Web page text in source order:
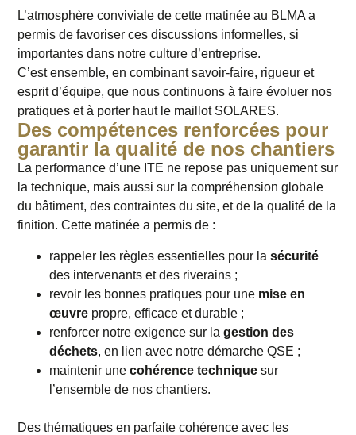
L’atmosphère conviviale de cette matinée au BLMA a
permis de favoriser ces discussions informelles, si
importantes dans notre culture d’entreprise.
C’est ensemble, en combinant savoir-faire, rigueur et
esprit d’équipe, que nous continuons à faire évoluer nos
pratiques et à porter haut le maillot SOLARES.
Des compétences renforcées pour
garantir la qualité de nos chantiers
La performance d’une ITE ne repose pas uniquement sur
la technique, mais aussi sur la compréhension globale
du bâtiment, des contraintes du site, et de la qualité de la
finition. Cette matinée a permis de :
rappeler les règles essentielles pour la sécurité
des intervenants et des riverains ;
revoir les bonnes pratiques pour une mise en
œuvre propre, efficace et durable ;
renforcer notre exigence sur lagestion des
déchets, en lien avec notre démarche QSE ;
maintenir unecohérence technique sur
l’ensemble de nos chantiers.
Des thématiques en parfaite cohérence avec les